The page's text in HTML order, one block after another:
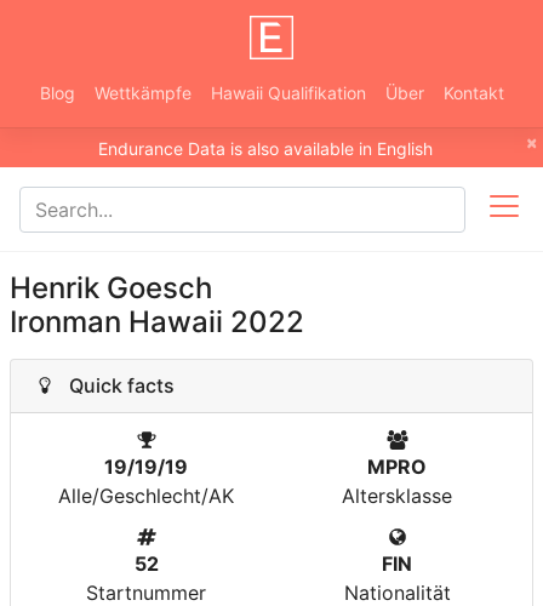
Blog Wettkämpfe Hawaii Qualifikation Über Kontakt
×
Endurance Data is also available in English
Henrik Goesch
Ironman Hawaii 2022
Quick facts
19/19/19
Alle/Geschlecht/AK
MPRO
Altersklasse
52
Startnummer
FIN
Nationalität